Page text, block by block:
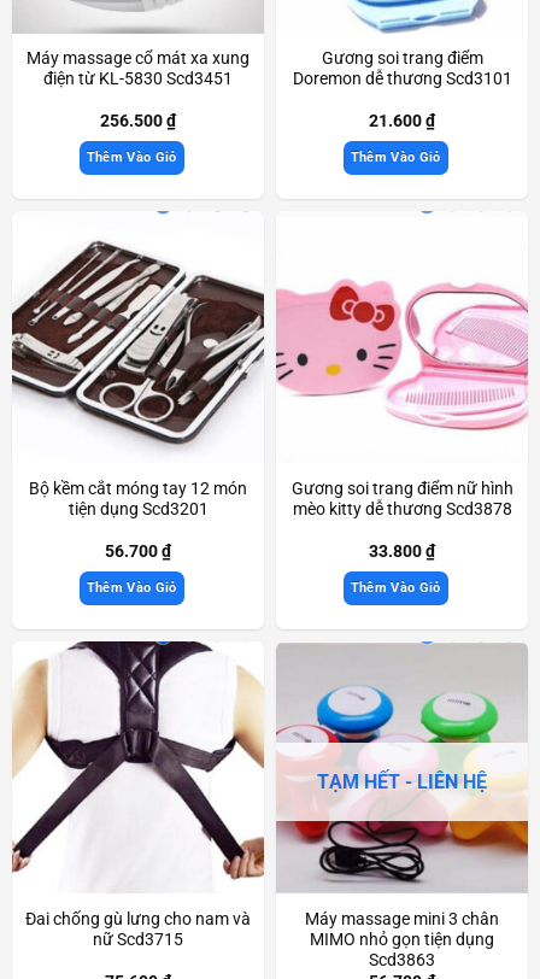
Máy massage cổ mát xa xung
điện từ KL-5830 Scd3451
256.500₫
Thêm Vào Giỏ
Gương soi trang điểm
Doremon dễ thương Scd3101
21.600₫
Thêm Vào Giỏ
Bộ kềm cắt móng tay 12 món
tiện dụng Scd3201
56.700₫
Thêm Vào Giỏ
Gương soi trang điểm nữ hình
mèo kitty dễ thương Scd3878
33.800₫
Thêm Vào Giỏ
Đai chống gù lưng cho nam và
nữ Scd3715
TẠM HẾT - LIÊN HỆ
Máy massage mini 3 chân
MIMO nhỏ gọn tiện dụng
Scd3863